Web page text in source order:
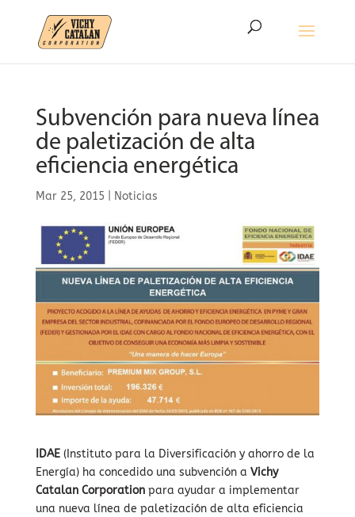
Subvención para nueva línea
de paletización de alta
eficiencia energética
Mar 25, 2015| Noticias
IDAE(Instituto para la Diversificación y ahorro de la
Energía) ha concedido una subvención a Vichy
Catalan Corporationpara ayudar a implementar
una nueva línea de paletización de alta eficiencia